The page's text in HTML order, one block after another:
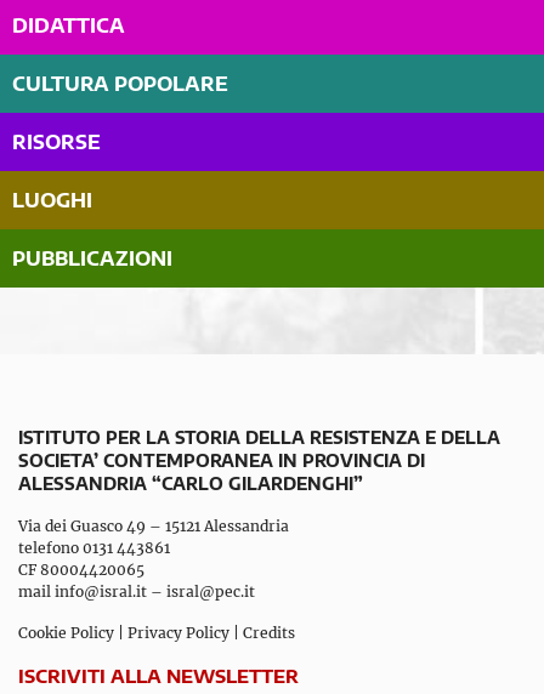
DIDATTICA
CULTURA POPOLARE
RISORSE
LUOGHI
PUBBLICAZIONI
ISTITUTO PER LA STORIA DELLA RESISTENZA E DELLA
SOCIETA’ CONTEMPORANEA IN PROVINCIA DI
ALESSANDRIA “CARLO GILARDENGHI”
Via dei Guasco 49 – 15121 Alessandria
telefono 0131 443861
CF 80004420065
mail info@isral.it – isral@pec.it
Cookie Policy Privacy Policy Credits
ISCRIVITI ALLA NEWSLETTER